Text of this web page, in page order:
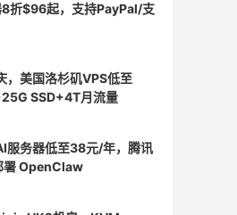
折$96起，支持PayPal/支
美国洛杉矶VPS低至
SSD+4T月流量
服务器低至38元/年，腾讯
署 OpenClaw